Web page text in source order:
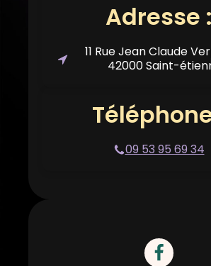
Adresse :
11 Rue Jean Claude
42000 Saint-
09 53 95 69 34